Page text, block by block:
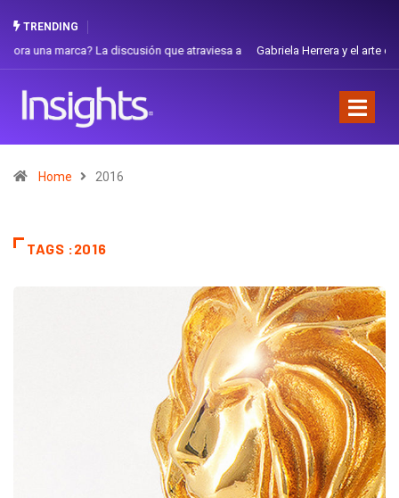
TRENDING
Gabriela Herrera y el arte de cambiarse el sombrero en Corporación
Home 2016
TAGS :2016